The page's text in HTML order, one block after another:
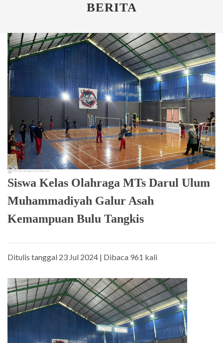
BERITA
Siswa Kelas Olahraga MTs Darul Ulum
Muhammadiyah Galur Asah
Kemampuan Bulu Tangkis
Ditulis tanggal 23 Jul 2024 | Dibaca 961 kali